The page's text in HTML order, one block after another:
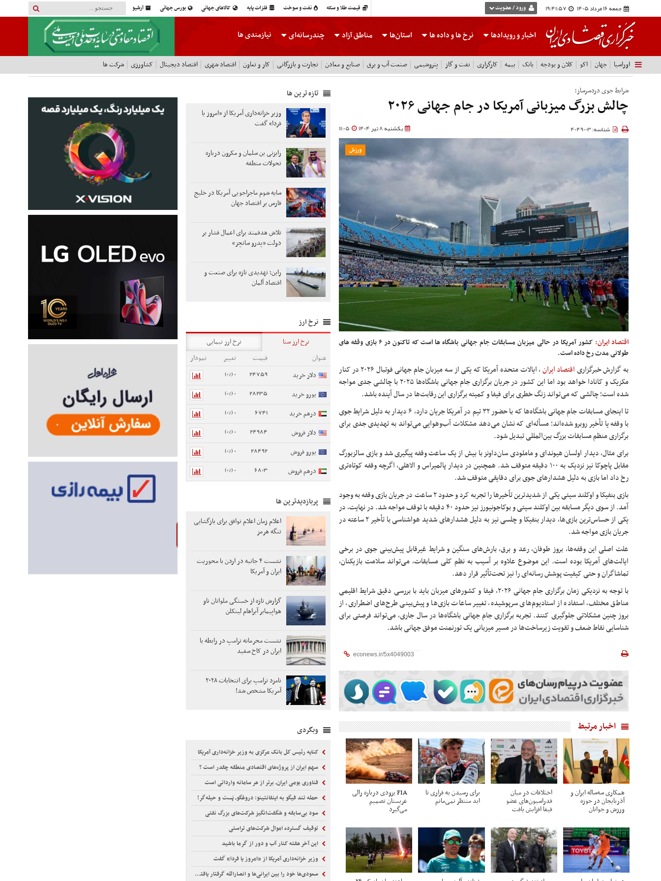
قیمت طلا و سکه نفت و سوخت فلزات پایه کالاهای جهانی بورس جهانی آرشیو جمعه 16 مرداد 1405 19:41:58 ورود / عضویت
اخبار و رویدادها نرخ هاو داده ها استان‌ها مناطق آزاد چندرسانه‌ای نیازمندی ها
اوراسیا جهان اکو کلان و بودجه بانک بیمه کارگزاری نفت و گاز پتروشیمی صنعت آب و برق صنایع و معادن تجارت و بازرگانی کار و تعاون اقتصاد شهری اقتصاد دیجیتال کشاورزی شرکت ها
شرایط جوی دردسرساز؛
چالش بزرگ میزبانی آمریکا در جام جهانی ۲۰۲۶
یکشنبه 8 تیر 1404 11:05 شناسه: 4049003
ورزش
اقتصاد ایران:
کشور آمریکا در حالی میزبان مسابقات جام جهانی باشگاه ها است که تاکنون در ۶ بازی وقفه های
طولانی مدت رخ داده است.
به گزارش خبرگزاریاقتصاد ایران،
ایالات متحده آمریکا که یکی از سه میزبان جام جهانی فوتبال ۲۰۲۶ در کنار
مکزیک و کانادا خواهد بود اما این کشور در جریان برگزاری جام جهانی باشگاه‌ها ۲۰۲۵ با چالشی جدی مواجه
شده است؛ چالشی که می‌تواند زنگ خطری برای فیفا و کمیته برگزاری این رقابت‌ها در سال آینده باشد.
تا اینجای مسابقات جام جهانی باشگاه‌ها که با حضور ۳۲ تیم در آمریکا جریان دارد، ۶ دیدار به دلیل شرایط جوی
با وقفه یا تأخیر روبرو شده‌اند؛ مسأله‌ای که نشان می‌دهد مشکلات آب‌وهوایی می‌تواند به تهدیدی جدی برای
برگزاری منظم مسابقات بزرگ بین‌المللی تبدیل شود.
برای مثال، دیدار اولسان هیوندای و ماملودی سان‌داونز با بیش از یک ساعت وقفه پیگیری شد و بازی سالزبورگ
مقابل پاچوکا نیز نزدیک به ۱۰۰ دقیقه متوقف شد. همچنین در دیدار پالمیراس و الاهلی، اگرچه وقفه کوتاه‌تری
رخ داد اما بازی به دلیل هشدارهای جوی برای دقایقی متوقف شد.
بازی بنفیکا و اوکلند سیتی یکی از شدیدترین تأخیرها را تجربه کرد و حدود ۲ ساعت در جریان بازی وقفه به وجود
آمد. از سوی دیگر مسابقه بین اوکلند سیتی و بوکاجونیورز نیز حدود ۴۰ دقیقه با توقف مواجه شد. در نهایت، در
یکی از حساس‌ترین بازی‌ها، دیدار بنفیکا و چلسی نیز به دلیل هشدارهای شدید هواشناسی با تأخیر ۲ ساعته در
جریان بازی مواجه شد.
علت اصلی این وقفه‌ها، بروز طوفان، رعد و برق، بارش‌های سنگین و شرایط غیرقابل پیش‌بینی جوی در برخی
ایالت‌های آمریکا بوده است. این موضوع علاوه بر آسیب به نظم کلی مسابقات، می‌تواند سلامت بازیکنان،
تماشاگران و حتی کیفیت پوشش رسانه‌ای را نیز تحت‌تأثیر قرار دهد.
با توجه به نزدیکی زمان برگزاری جام جهانی ۲۰۲۶، فیفا و کشورهای میزبان باید با بررسی دقیق شرایط اقلیمی
مناطق مختلف، استفاده از استادیوم‌های سرپوشیده، تغییر ساعات بازی‌ها و پیش‌بینی طرح‌های اضطراری، از
بروز چنین مشکلاتی جلوگیری کنند. تجربه برگزاری جام جهانی باشگاه‌ها در سال جاری، می‌تواند فرصتی برای
شناسایی نقاط ضعف و تقویت زیرساخت‌ها در مسیر میزبانی یک تورنمنت موفق جهانی باشد.
اخبار مرتبط
همکاری سه‌ساله ایران و
آذربایجان در حوزه
ورزش و جوانان
اختلافات در میان
فدراسیون‌های عضو
فیفا افزایش یافت
برای رسیدن به فراری تا
ابد منتظر نمی‌مانم
FIA یزودی درباره رالی
عربستان تصمیم
می‌گیرد
تازه ترین ها
وزیر خزانه‌داری آمریکا از «امروز یا
فردا» گفت
رایزنی بن سلمان و مکرون درباره
تحولات منطقه
سایه شوم ماجراجویی آمریکا در خلیج
فارس بر اقتصاد جهان
تلاش هدفمند برای اعمال فشار بر
دولت «پدرو سانچز»
راین؛ تهدیدی تازه برای صنعت و
اقتصاد آلمان
نرخ ارز
نرخ ارز سنا
نرخ ارز نیمایی
عنوان
قیمت تغییر
نمودار
دلار خرید
24759
0 (0%)
یورو خرید 28235
0 (0%)
درهم خرید 6741
0 (0%)
دلار فروش 24984
0 (0%)
یورو فروش 28492
0 (0%)
درهم فروش 6803
0 (0%)
پربازدیدترین ها
اعلام زمان اعلام توافق برای بازگشایی
تنگه هرمز
نشست ۴ جانبه در اردن با محوریت
ایران و آمریکا
گزارش تازه از خستگی ملوانان ناو
هواپیمابر آبراهام لینکلن
نشست محرمانه ترامپ در رابطه با
ایران در کاخ سفید
نامزد ترامپ برای انتخابات ۲۰۲۸
آمریکا مشخص شد!
وبگردی
کنایه رئیس کل بانک مرکزی به وزیر خزانه‌داری آمریکا
سهم ایران از پروژه‌های اقتصادی منطقه چقدر است ؟
فناوری بومی ایران، برتر از هر سامانه وارداتی است
حمله تند فیگو به اینفانتینو: دروغگو، پَست‌ و حیله‌گر!
سود بی‌سابقه و شگفت‌انگیز شرکت‌های بزرگ نفتی
توقیف گسترده اموال شرکت‌های تراستی
این آخر هفته کنار آب و دور از گرما باشید
وزیر خزانه‌داری آمریکا از «امروز یا فردا» گفت
سعودی‌ها خود را بین ایرانی‌ها و انصارالله گرفتار یافته‌اند!